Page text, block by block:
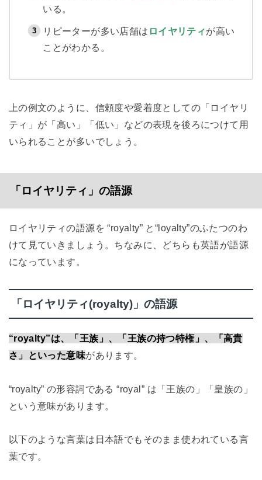
いる。
リピーターが多い店舗は ロイヤリティが高い
ことがわかる。
上の例文のように、信頼度や愛着度としての「ロイヤリ
ティ」が「高い」「低い」などの表現を後ろにつけて用
いられることが多いでしょう。
「ロイヤリティ」の語源
ロイヤリティの語源を “royalty” と“loyalty”のふたつのわ
けて見ていきましょう。ちなみに、どちらも英語が語源
になっています。
「ロイヤリティ(royalty)」の語源
“royalty”は、「王族」、「王族の持つ特権」、「高貴
さ」といった意味があります。
“royalty” の形容詞である “royal” は「王族の」「皇族の」
という意味があります。
以下のような言葉は日本語でもそのまま使われている言
葉です。